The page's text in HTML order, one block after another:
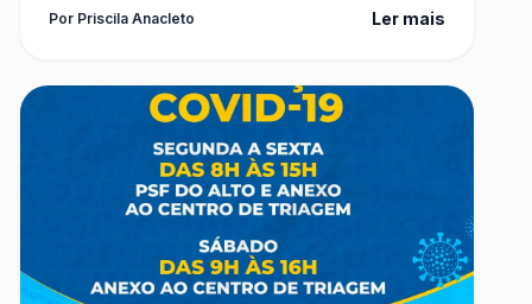
Por Priscila Anacleto Ler mais